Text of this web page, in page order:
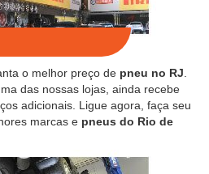
o melhor preço de pneu no RJ
das nossas lojas, ainda recebe
adicionais. Ligue agora, faça seu
marcas e pneus do Rio de